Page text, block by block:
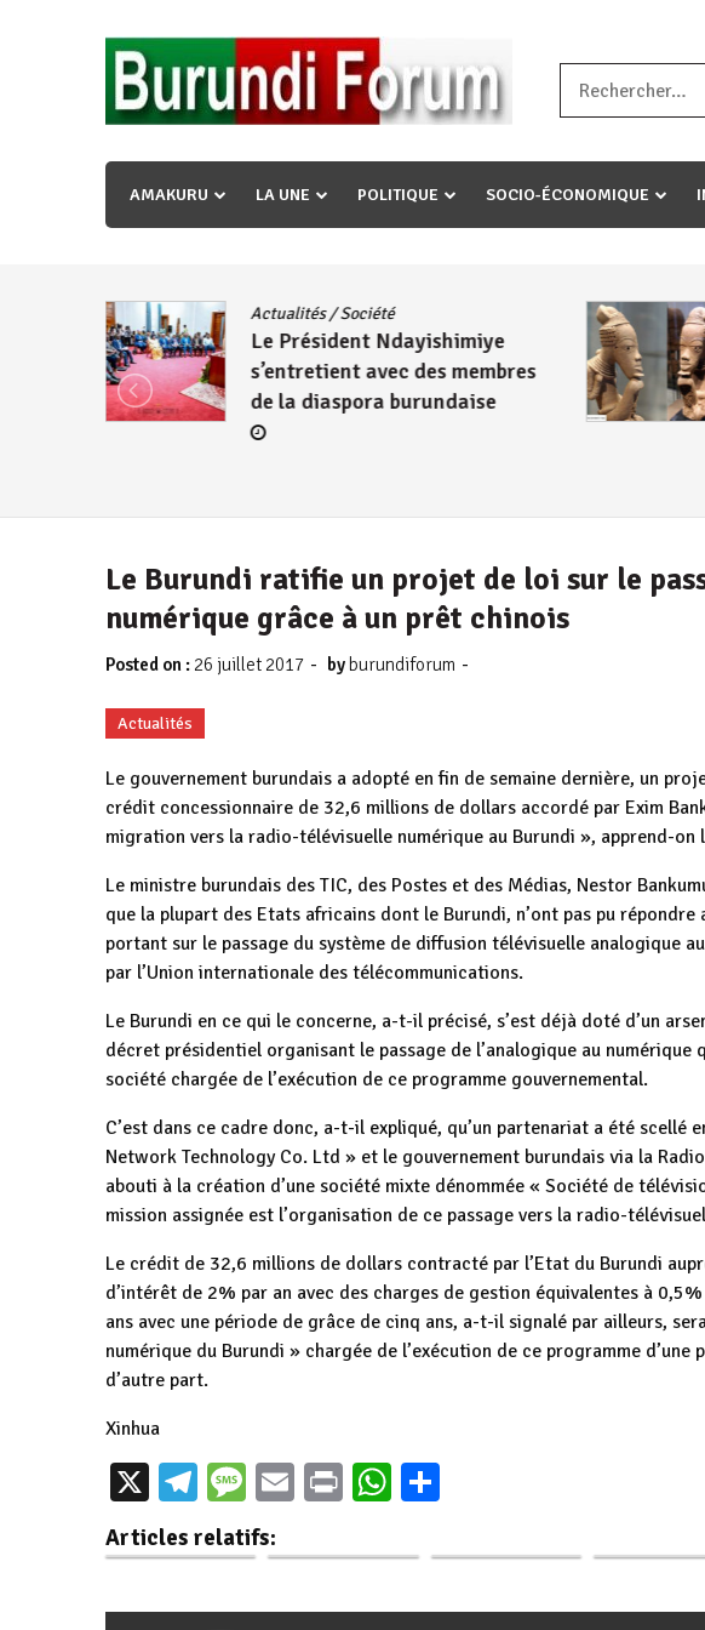
« Ingorane si ugupfa , ingorane ni ugupfa nabi ,gupfa ataco umariye
uzopfire neza umuryango n’igihugu cakwibarutse ? »
AMAKURU LA UNE POLITIQUE SOCIO-ÉCONOMIQUE
Actualités/Société
Le Président Ndayishimiye
s’entretient avec des membres
de la diaspora burundaise
Le Burundi ratifie un projet de loi sur le
numérique grâce à un prêt chinois
Posted on : 26 juillet 2017 - by burundiforum -
Actualités
Le gouvernement burundais a adopté en fin de semaine dernière, un
crédit concessionnaire de 32,6 millions de dollars accordé par Exim
migration vers la radio-télévisuelle numérique au Burundi », apprend-on
Le ministre burundais des TIC, des Postes et des Médias, Nestor
que la plupart des Etats africains dont le Burundi, n’ont pas pu
portant sur le passage du système de diffusion télévisuelle analogique
par l’Union internationale des télécommunications.
Le Burundi en ce qui le concerne, a-t-il précisé, s’est déjà doté d’un
décret présidentiel organisant le passage de l’analogique au
société chargée de l’exécution de ce programme gouvernemental.
C’est dans ce cadre donc, a-t-il expliqué, qu’un partenariat a été scellé
Network Technology Co. Ltd » et le gouvernement burundais via la
abouti à la création d’une société mixte dénommée « Société de
mission assignée est l’organisation de ce passage vers la radio-
Le crédit de 32,6 millions de dollars contracté par l’Etat du Burundi
d’intérêt de 2% par an avec des charges de gestion équivalentes à
ans avec une période de grâce de cinq ans, a-t-il signalé par ailleurs,
numérique du Burundi » chargée de l’exécution de ce programme
d’autre part.
Xinhua
X Telegram
Message
EmailPrintWhatsApp
Articles relatifs:
Burundi /
Numérique :
grand projet…
Le Burundi ratifie